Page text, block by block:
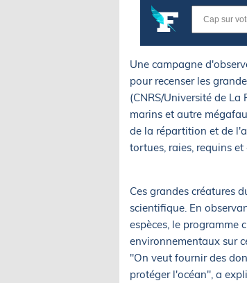
Une campagne
pour recenser les
(CNRS/Université de La
marins et autre
de la répartition et de
tortues, raies, requins
Ces grandes créatures
scientifique. En
espèces, le programme
environnementaux sur
"On veut fournir des
protéger l'océan", a